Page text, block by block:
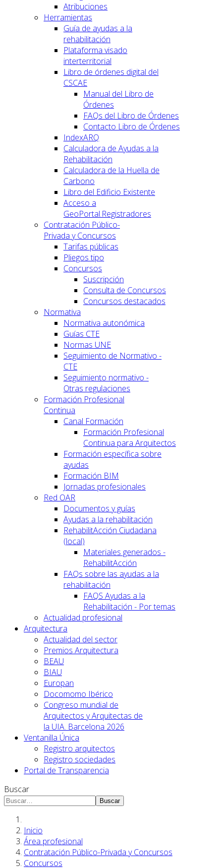
Atribuciones
Herramientas
Guía de ayudas a la
rehabilitación
Plataforma visado
interterritorial
Libro de órdenes digital del
CSCAE
Manual del Libro de
Órdenes
FAQs del Libro de Órdenes
Contacto Libro de Órdenes
IndexARQ
Calculadora de Ayudas a la
Rehabilitación
Calculadora de la Huella de
Carbono
Libro del Edificio Existente
Acceso a
GeoPortal.Registradores
Contratación Público-
Privada y Concursos
Tarifas públicas
Pliegos tipo
Concursos
Suscripción
Consulta de Concursos
Concursos destacados
Normativa
Normativa autonómica
Guías CTE
Normas UNE
Seguimiento de Normativo -
CTE
Seguimiento normativo -
Otras regulaciones
Formación Profesional
Continua
Canal Formación
Formación Profesional
Continua para Arquitectos
Formación específica sobre
ayudas
Formación BIM
Jornadas profesionales
Red OAR
Documentos y guías
Ayudas a la rehabilitación
RehabilitAcción Ciudadana
(local)
Materiales generados -
RehabilitAcción
FAQs sobre las ayudas a la
rehabilitación
FAQS Ayudas a la
Rehabilitación - Por temas
Actualidad profesional
Arquitectura
Actualidad del sector
Premios Arquitectura
BEAU
BIAU
Europan
Docomomo Ibérico
Congreso mundial de
Arquitectos y Arquitectas de
la UIA. Barcelona 2026
Ventanilla Única
Registro arquitectos
Registro sociedades
Portal de Transparencia
Buscar
Buscar
Inicio
Área profesional
Contratación Público-Privada y Concursos
Concursos